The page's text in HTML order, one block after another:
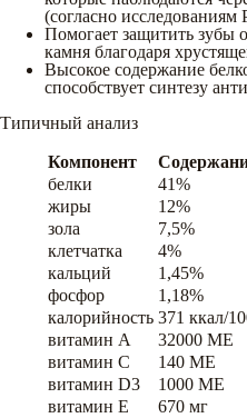
(согласно исследованиям
Помогает защитить зубы
камня благодаря
Высокое содержание
способствует синтезу
Типичный анализ
Компонент
белки
41%
жиры
12%
зола
7,5%
клетчатка
4%
кальций
1,45%
фосфор
1,18%
калорийность 371 ккал/
витамин A
32000 ME
витамин C
140 ME
витамин D3
1000 ME
витамин E
670 мг